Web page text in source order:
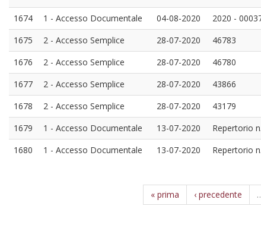
1674
1 - Accesso Documentale 04-08-2020 2020 -
1675
2 - Accesso Semplice 28-07-2020 46783
1676
2 - Accesso Semplice 28-07-2020 46780
1677
2 - Accesso Semplice 28-07-2020 43866
1678
2 - Accesso Semplice 28-07-2020 43179
1679
1 - Accesso Documentale 13-07-2020 Repertorio
1680
1 - Accesso Documentale 13-07-2020 Repertorio
« prima ‹ precedente